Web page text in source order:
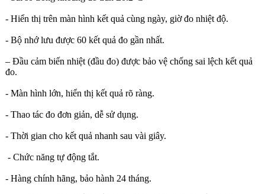
- Hiển thị trên màn hình kết quả cùng ngày, giờ đo nhiệt độ.
- Bộ nhớ lưu được 60 kết quả đo gần nhất.
– Đầu cảm biến nhiệt (đầu đo) được bảo vệ chống sai lệch kết quả
đo.
- Màn hình lớn, hiển thị kết quả rõ ràng.
- Thao tác đo đơn giản, dễ sử dụng.
- Thời gian cho kết quả nhanh sau vài giây.
- Chức năng tự động tắt.
- Hàng chính hãng, bảo hành 24 tháng.